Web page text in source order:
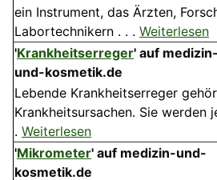
ein Instrument, das Ärzten,
Labortechnikern . . . Weiterlesen
'Krankheitserreger' auf medizin-
und-kosmetik.de
Lebende Krankheitserreger
Krankheitsursachen. Sie werden
. Weiterlesen
'Mikrometer' auf medizin-und-
kosmetik.de